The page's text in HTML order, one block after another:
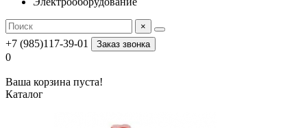
×
+7 (985)117-39-01 Заказ звонка
0
Ваша корзина пуста!
Каталог